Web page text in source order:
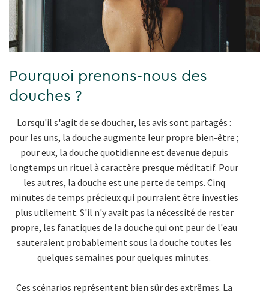
Pourquoi prenons-nous des
douches ?
Lorsqu'il s'agit de se doucher, les avis sont partagés :
pour les uns, la douche augmente leur propre bien-être ;
pour eux, la douche quotidienne est devenue depuis
longtemps un rituel à caractère presque méditatif. Pour
les autres, la douche est une perte de temps. Cinq
minutes de temps précieux qui pourraient être investies
plus utilement. S'il n'y avait pas la nécessité de rester
propre, les fanatiques de la douche qui ont peur de l'eau
sauteraient probablement sous la douche toutes les
quelques semaines pour quelques minutes.
Ces scénarios représentent bien sûr des extrêmes. La